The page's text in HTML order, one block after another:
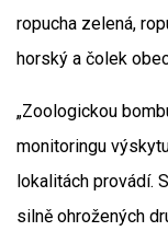
ropucha zelená,
horský a čolek
„Zoologickou
monitoringu
lokalitách provádí.
silně ohrožených